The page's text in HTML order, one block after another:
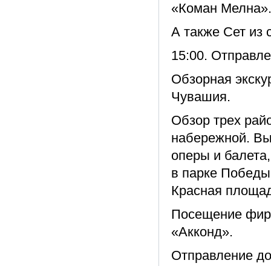
«Коман Мелна».
А также Сет из
15:00.
Обзорная
Чувашия.
Обзор трех
набережной.
оперы и
в парке
Красная
Посещение
«Акконд».
Отправление